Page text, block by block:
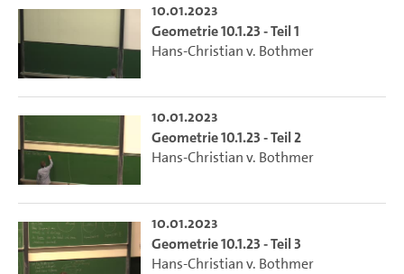
10.01.2023
Geometrie 10.1.23 - Teil 1
Hans-Christian v. Bothmer
10.01.2023
Geometrie 10.1.23 - Teil 2
Hans-Christian v. Bothmer
10.01.2023
Geometrie 10.1.23 - Teil 3
Hans-Christian v. Bothmer